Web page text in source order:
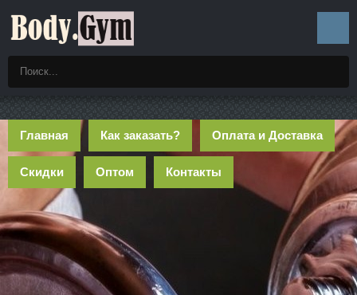
Главная Как заказать? Оплата и Доставка
Скидки Оптом Контакты